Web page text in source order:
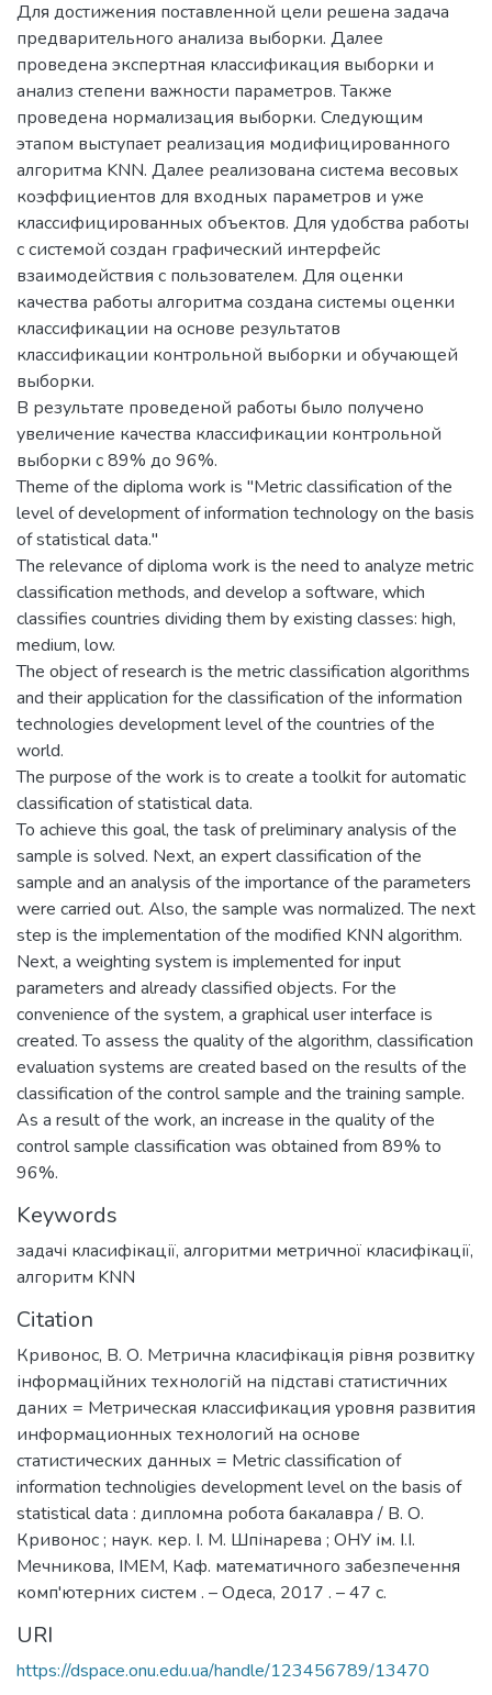
Для достижения поставленной цели решена задача
предварительного анализа выборки. Далее
проведена экспертная классификация выборки и
анализ степени важности параметров. Также
проведена нормализация выборки. Следующим
этапом выступает реализация модифицированного
алгоритма KNN. Далее реализована система весовых
коэффициентов для входных параметров и уже
классифицированных объектов. Для удобства работы
с системой создан графический интерфейс
взаимодействия с пользователем. Для оценки
качества работы алгоритма создана системы оценки
классификации на основе результатов
классификации контрольной выборки и обучающей
выборки.
В результате проведеной работы было получено
увеличение качества классификации контрольной
выборки с 89% до 96%.
Theme of the diploma work is "Metric classification of the
level of development of information technology on the basis
of statistical data."
The relevance of diploma work is the need to analyze metric
classification methods, and develop a software, which
classifies countries dividing them by existing classes: high,
medium, low.
The object of research is the metric classification algorithms
and their application for the classification of the information
technologies development level of the countries of the
world.
The purpose of the work is to create a toolkit for automatic
classification of statistical data.
To achieve this goal, the task of preliminary analysis of the
sample is solved. Next, an expert classification of the
sample and an analysis of the importance of the parameters
were carried out. Also, the sample was normalized. The next
step is the implementation of the modified KNN algorithm.
Next, a weighting system is implemented for input
parameters and already classified objects. For the
convenience of the system, a graphical user interface is
created. To assess the quality of the algorithm, classification
evaluation systems are created based on the results of the
classification of the control sample and the training sample.
As a result of the work, an increase in the quality of the
control sample classification was obtained from 89% to
96%.
Keywords
задачі класифікації, алгоритми метричної класифікації,
алгоритм KNN
Citation
Кривонос, В. О. Метрична класифікація рівня розвитку
інформаційних технологій на підставі статистичних
даних = Метрическая классификация уровня развития
информационных технологий на основе
статистических данных = Metric classification of
information technoligies development level on the basis of
statistical data : дипломна робота бакалавра / В. О.
Кривонос ; наук. кер. І. М. Шпінарева ; ОНУ ім. І.І.
Мечникова, ІМЕМ, Каф. математичного забезпечення
комп'ютерних систем . – Одеса, 2017 . – 47 с.
URI
https://dspace.onu.edu.ua/handle/123456789/13470